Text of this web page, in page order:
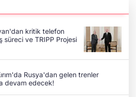
kritik telefon
süreci ve TRIPP Projesi
Rusya'dan gelen trenler
devam edecek!